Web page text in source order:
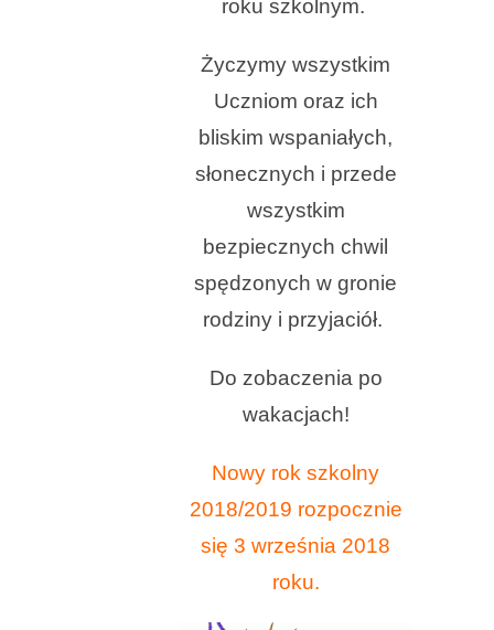
roku szkolnym.
Życzymy wszystkim
Uczniom oraz ich
bliskim wspaniałych,
słonecznych i przede
wszystkim
bezpiecznych chwil
spędzonych w gronie
rodziny i przyjaciół.
Do zobaczenia po
wakacjach!
Nowy rok szkolny
2018/2019 rozpocznie
się 3 września 2018
roku.